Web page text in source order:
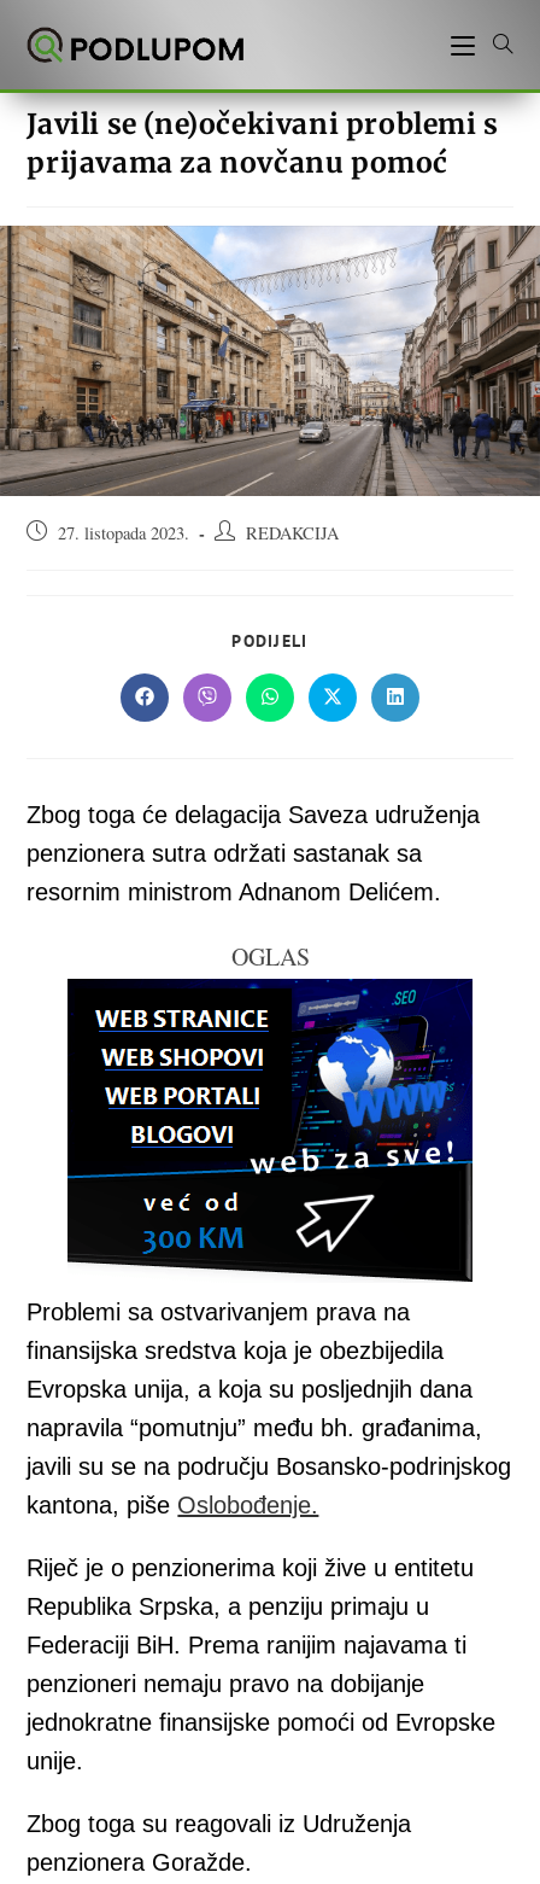
Javili se (ne)očekivani problemi s
prijavama za novčanu pomoć
Objava27. listopada 2023.
AutorREDAKCIJA
PODIJELI
CONTENT
Opens
in
Opens
in
Opens
in
Opens
in
Opens
in
Zbog toga će delagacija Saveza udruženja
penzionera sutra održati sastanak sa
resornim ministrom Adnanom Delićem.
OGLAS
Problemi sa ostvarivanjem prava na
finansijska sredstva koja je obezbijedila
Evropska unija, a koja su posljednjih dana
napravila “pomutnju” među bh. građanima,
javili su se na području Bosansko-podrinjskog
kantona, piše Oslobođenje.
Riječ je o penzionerima koji žive u entitetu
Republika Srpska, a penziju primaju u
Federaciji BiH. Prema ranijim najavama ti
penzioneri nemaju pravo na dobijanje
jednokratne finansijske pomoći od Evropske
unije.
Zbog toga su reagovali iz Udruženja
penzionera Goražde.